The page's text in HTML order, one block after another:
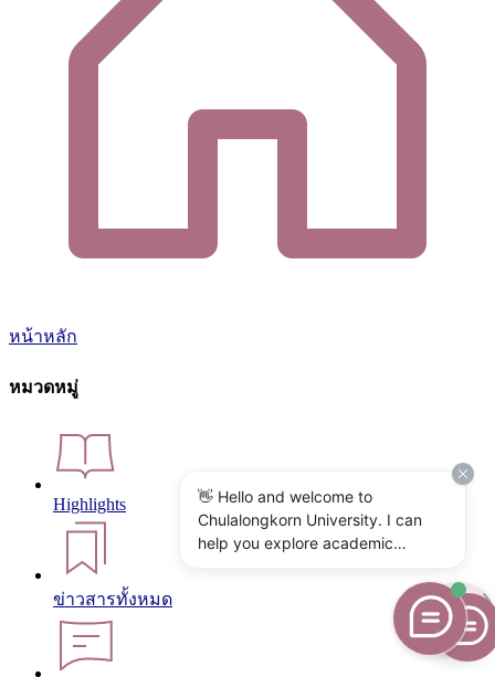
หน้าหลัก
หมวดหมู่
Highlights
ข่าวสารทั้งหมด
👋 Hello and welcome to
Chulalongkorn University. I can
help you explore academic